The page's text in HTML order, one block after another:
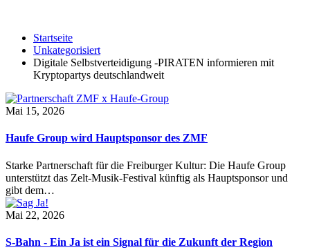
Startseite
Unkategorisiert
Digitale Selbstverteidigung -PIRATEN informieren mit
Kryptopartys deutschlandweit
Mai 15, 2026
Haufe Group wird Hauptsponsor des ZMF
Starke Partnerschaft für die Freiburger Kultur: Die Haufe Group
unterstützt das Zelt-Musik-Festival künftig als Hauptsponsor und
gibt dem…
Mai 22, 2026
S-Bahn - Ein Ja ist ein Signal für die Zukunft der Region